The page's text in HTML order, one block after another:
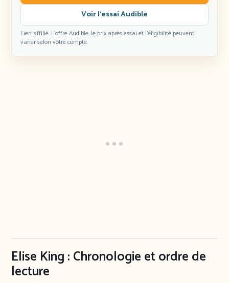
Voir l’essai Audible
Lien affilié. L’offre Audible, le prix après essai et l’éligibilité peuvent
varier selon votre compte.
Elise King : Chronologie et ordre de
lecture